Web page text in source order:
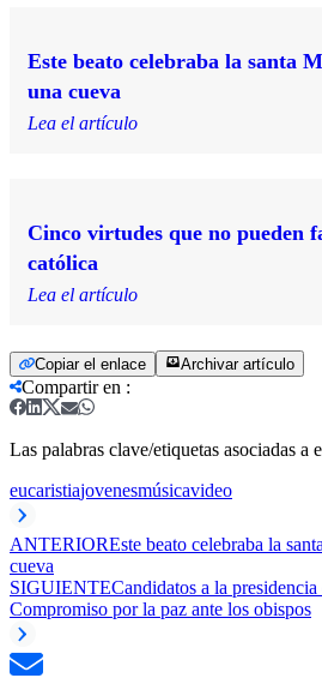
Este beato celebraba la santa
una cueva
Lea el artículo
Cinco virtudes que no pueden
católica
Lea el artículo
Copiar el enlace Archivar artículo
Compartir en :
Las palabras clave/etiquetas asociadas a
eucaristiajovenesmúsicavideo
ANTERIOREste beato celebraba la
cueva
SIGUIENTECandidatos a la
Compromiso por la paz ante los obispos